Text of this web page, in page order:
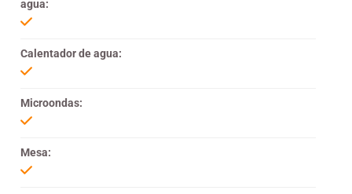
agua:
Calentador de agua:
Microondas:
Mesa: